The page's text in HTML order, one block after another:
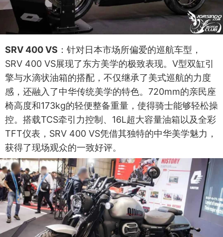
SRV 400 VS ：针对日本市场所偏爱的巡航车型，
SRV 400 VS展现了东方美学的极致表现。V型双缸引
擎与水滴状油箱的搭配，不仅继承了美式巡航的力度
感，还融入了中华传统美学的特色。720mm的亲民座
椅高度和173kg的轻便整备重量，使得骑士能够轻松操
控。搭载TCS牵引力控制、16L超大容量油箱以及全彩
TFT仪表，SRV 400 VS凭借其独特的中华美学魅力，
获得了现场观众的一致好评。